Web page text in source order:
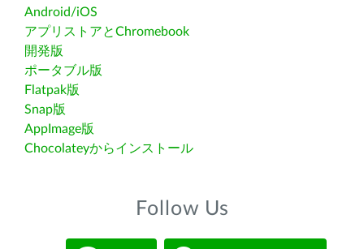
Android/iOS
アプリストアとChromebook
開発版
ポータブル版
Flatpak版
Snap版
AppImage版
Chocolateyからインストール
Follow Us